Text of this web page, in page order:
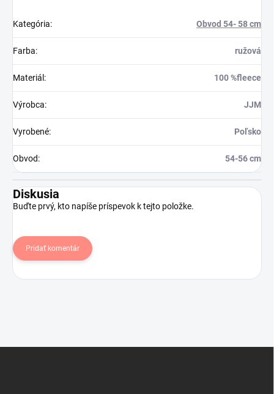
Kategória: Obvod 54- 58 cm
Farba: ružová
Materiál : 100 %fleece
Výrobca: JJM
Vyrobené: Poľsko
Obvod: 54-56 cm
Diskusia
Buďte prvý, kto napíše príspevok k tejto položke.
Pridať komentár